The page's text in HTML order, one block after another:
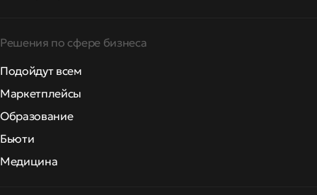
Решения по сфере бизнеса
Подойдут всем
Маркетплейсы
Образование
Бьюти
Медицина